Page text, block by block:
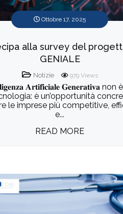
Ottobre 17, 2025
alla survey del
GENIALE
Notizie 979 Views
𝐀𝐫𝐭𝐢𝐟𝐢𝐜𝐢𝐚𝐥𝐞 𝐆𝐞𝐧𝐞𝐫𝐚𝐭𝐢𝐯𝐚
è un’opportunità
le imprese più competitive,
e...
READ MORE